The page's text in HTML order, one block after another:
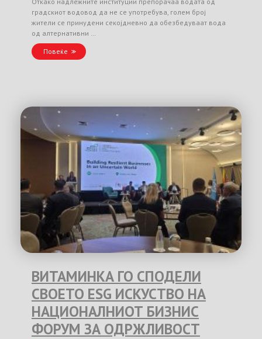
градскиот водовод да не се употребува, голем број
жители се принудени секојдневно да обезбедуваат вода
од алтернативни …
Повеќе
ВИТАМИНКА ГО СПОДЕЛИ
СВОЕТО ESG ИСКУСТВО НА
НАЦИОНАЛНИОТ БИЗНИС
ФОРУМ ЗА ОДРЖЛИВОСТ